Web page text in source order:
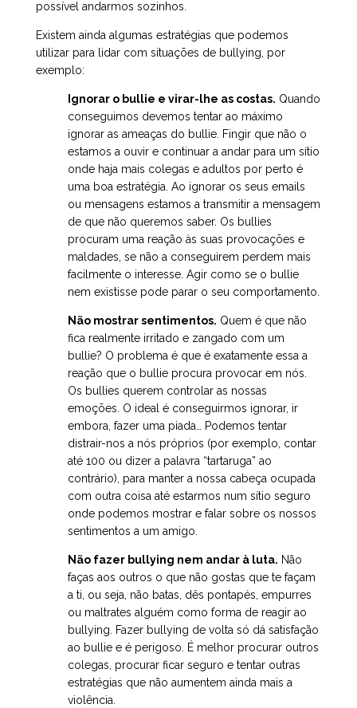
possível andarmos sozinhos.
Existem ainda algumas estratégias que podemos
utilizar para lidar com situações de bullying, por
exemplo:
Ignorar o bullie e virar-lhe as costas. Quando
conseguimos devemos tentar ao máximo
ignorar as ameaças do bullie. Fingir que não o
estamos a ouvir e continuar a andar para um sítio
onde haja mais colegas e adultos por perto é
uma boa estratégia. Ao ignorar os seus emails
ou mensagens estamos a transmitir a mensagem
de que não queremos saber. Os bullies
procuram uma reação às suas provocações e
maldades, se não a conseguirem perdem mais
facilmente o interesse. Agir como se o bullie
nem existisse pode parar o seu comportamento.
Não mostrar sentimentos. Quem é que não
fica realmente irritado e zangado com um
bullie? O problema é que é exatamente essa a
reação que o bullie procura provocar em nós.
Os bullies querem controlar as nossas
emoções. O ideal é conseguirmos ignorar, ir
embora, fazer uma piada… Podemos tentar
distrair-nos a nós próprios (por exemplo, contar
até 100 ou dizer a palavra “tartaruga” ao
contrário), para manter a nossa cabeça ocupada
com outra coisa até estarmos num sítio seguro
onde podemos mostrar e falar sobre os nossos
sentimentos a um amigo.
Não fazer bullying nem andar à luta. Não
faças aos outros o que não gostas que te façam
a ti, ou seja, não batas, dês pontapés, empurres
ou maltrates alguém como forma de reagir ao
bullying. Fazer bullying de volta só dá satisfação
ao bullie e é perigoso. É melhor procurar outros
colegas, procurar ficar seguro e tentar outras
estratégias que não aumentem ainda mais a
violência.